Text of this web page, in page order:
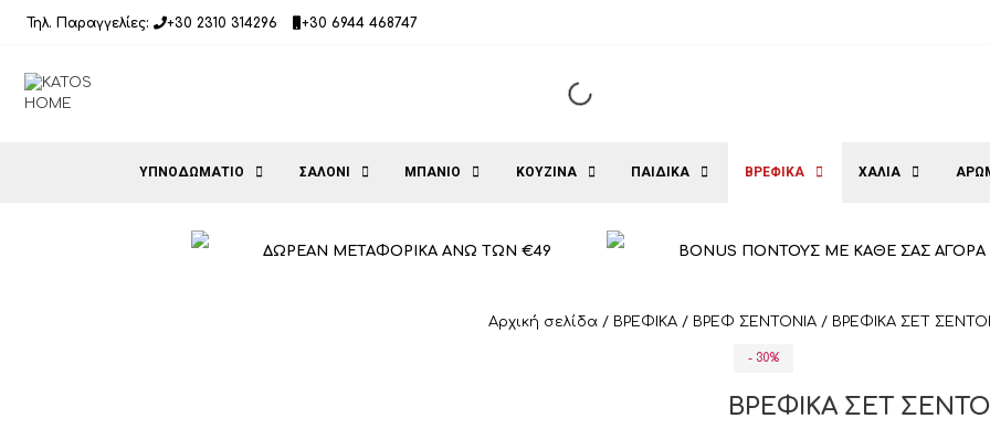
Τηλ. Παραγγελίες: +30 2310 314296 +30 6944 468747
ΥΠΝΟΔΩΜΑΤΙΟ ΣΑΛΟΝΙ ΜΠΑΝΙΟ ΚΟΥΖΙΝΑ ΠΑΙΔΙΚΑ ΒΡΕΦΙΚΑ ΧΑΛΙΑ
ΔΩΡΕΑΝ ΜΕΤΑΦΟΡΙΚΑ ΑΝΩ ΤΩΝ €49 BONUS ΠΟΝΤΟΥΣ ΜΕ ΚΑΘΕ ΣΑΣ ΑΓΟΡΑ
Αρχική σελίδα / ΒΡΕΦΙΚΑ / ΒΡΕΦ ΣΕΝΤΟΝΙΑ / ΒΡΕΦΙΚΑ ΣΕΤ
- 30%
ΒΡΕΦΙΚΑ ΣΕΤ